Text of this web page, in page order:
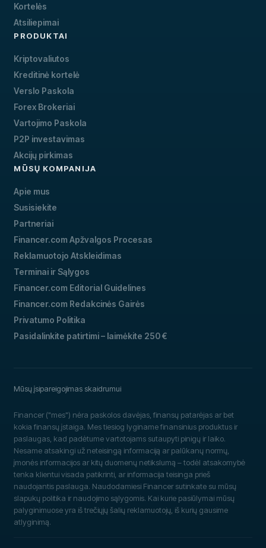
Kortelės
Atsiliepimai
PRODUKTAI
Kriptovaliutos
Kreditinė kortelė
Verslo Paskola
Forex Brokeriai
Vartojimo Paskola
P2P investavimas
Akcijų pirkimas
MŪSŲ KOMPANIJA
Apie mus
Susisiekite
Partneriai
Financer.com Apžvalgos Procesas
Reklamuotojo Atskleidimas
Terminai ir Sąlygos
Financer.com Editorial Guidelines
Financer.com Redakcinės Gairės
Privatumo Politika
Pasidalinkite patirtimi – laimėkite 250 €
Mūsų įsipareigojimas skaidrumui
Financer ("mes") nėra paskolos davėjas, finansų patarėjas ar bet
kokia finansų įstaiga. Mes tiesiog lyginame finansinius produktus ir
paslaugas, kad padėtume vartotojams sutaupyti pinigų ir laiko.
Nesame atsakingi už neteisingą informaciją ar palūkanų normų,
įmonės informacijos ar kitų duomenų netikslumą – todėl atsakomybė
tenka klientui visada patikrinti, ar informacija teisinga prieš
naudojantis paslauga. Naudodamiesi Financer sutinkate su mūsų
slapukų politika ir naudojimo sąlygomis. Kai kurie pasiūlymai mūsų
palyginimuose yra iš trečiųjų šalių reklamuotojų, iš kurių gausime
atlyginimą.